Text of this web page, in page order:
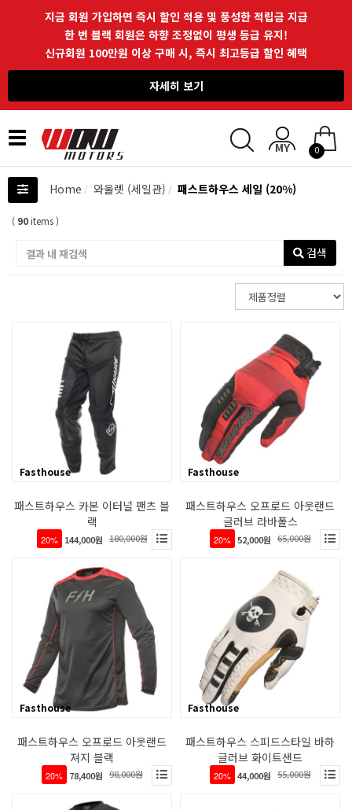
지금 회원 가입하면 즉시 할인 적용 및 풍성한 적립금 지급
한 번 블랙 회원은 하향 조정없이 평생 등급 유지!
신규회원 100만원 이상 구매 시, 즉시 최고등급 할인 혜택
자세히 보기
Toggle
navigation
0
Home 와울렛 (세일관) 패스트하우스 세일 (20%)
( 90items )
검색
Fasthouse
패스트하우스 카본 이터널 팬츠 블
랙
20% 144,000원 180,000원
Fasthouse
패스트하우스 오프로드 아웃랜드
글러브 라바폴스
20% 52,000원 65,000원
Fasthouse
패스트하우스 오프로드 아웃랜드
져지 블랙
20% 78,400원 98,000원
Fasthouse
패스트하우스 스피드스타일 바하
글러브 화이트샌드
20% 44,000원 55,000원